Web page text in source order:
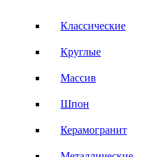
Классические
Круглые
Массив
Шпон
Керамогранит